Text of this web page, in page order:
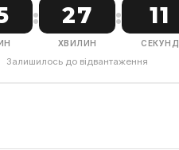
: 27
ХВИЛИН
: 10
СЕКУНД
Залишилось до відвантаження